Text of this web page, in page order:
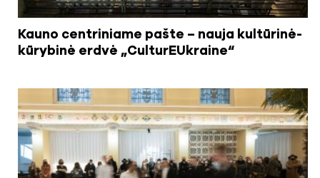
Kauno centriniame pašte – nauja kultūrinė-
kūrybinė erdvė „CulturEUkraine“